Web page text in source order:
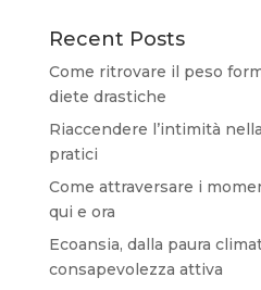
Recent Posts
Come ritrovare il peso
diete drastiche
Riaccendere l’intimità
pratici
Come attraversare i
qui e ora
Ecoansia, dalla paura
consapevolezza attiva